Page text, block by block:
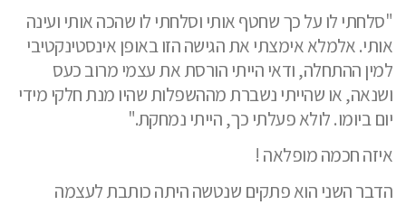
"סלחתי לו על כך שחטף אותי וסלחתי לו שהכה אותי ועינה
אותי. אלמלא אימצתי את הגישה הזו באופן אינסטינקטיבי
למין ההתחלה, ודאי הייתי הורסת את עצמי מרוב כעס
ושנאה, או שהייתי נשברת מההשפלות שהיו מנת חלקי מידי
יום ביומו. לולא פעלתי כך, הייתי נמחקת."
איזה חכמה מופלאה !
הדבר השני הוא פתקים שנטשה היתה כותבת לעצמה